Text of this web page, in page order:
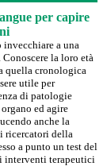
per capire
a una
la loro età
quella cronologica
utile per
di patologie
ed agire
anche la
ricercatori della
a punto un test del
interventi terapeutici